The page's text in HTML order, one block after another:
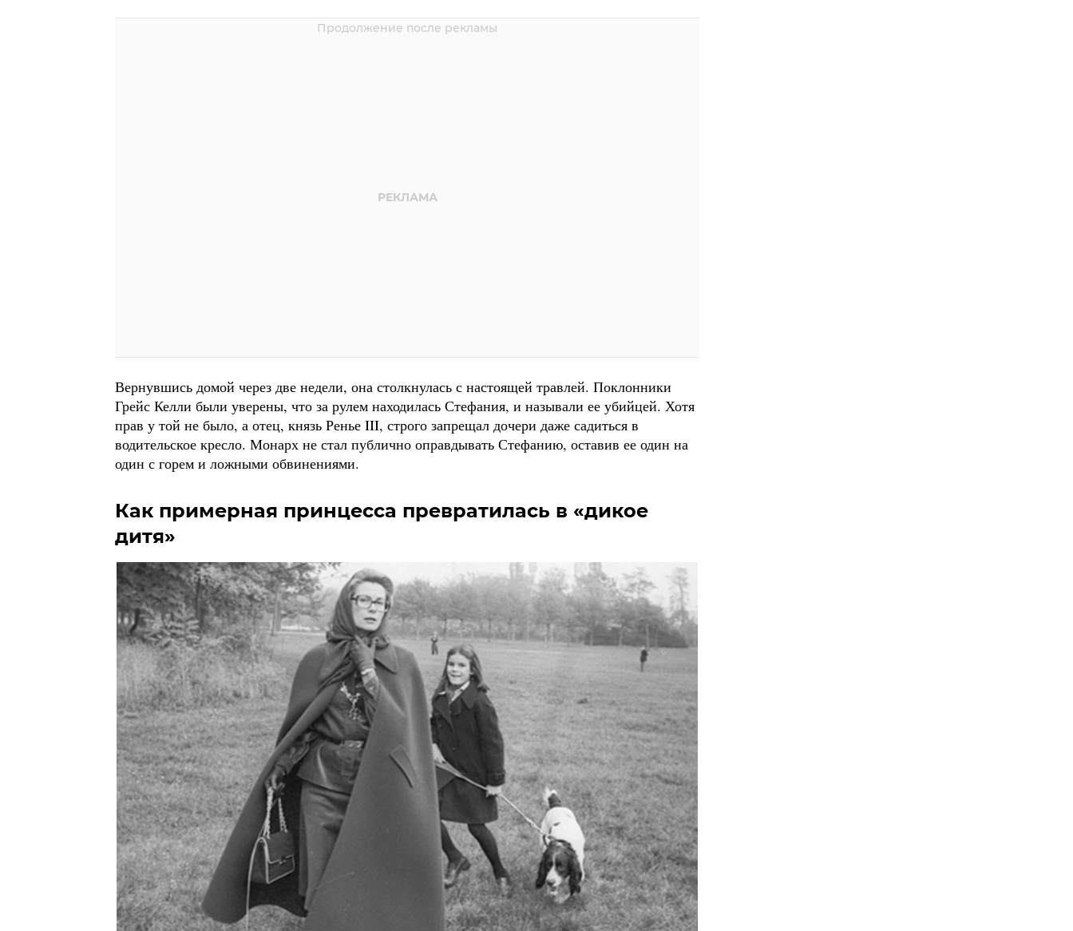
Вернувшись домой через две недели, она столкнулась с настоящей травлей. Поклонники
Грейс Келли были уверены, что за рулем находилась Стефания, и называли ее убийцей. Хотя
прав у той не было, а отец, князь Ренье III, строго запрещал дочери даже садиться в
водительское кресло. Монарх не стал публично оправдывать Стефанию, оставив ее один на
один с горем и ложными обвинениями.
Как примерная принцесса превратилась в «дикое
дитя»